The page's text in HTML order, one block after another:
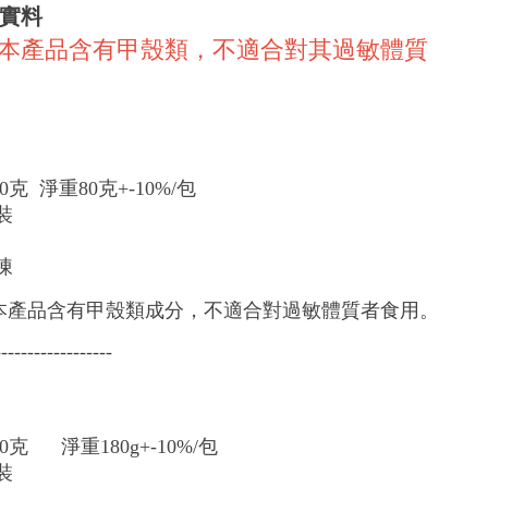
料
產品含有甲殼類，不適合對其過敏體質
克 淨重80克+-10%/包
品含有甲殼類成分，不適合對過敏體質者食用。
克淨重180g+-10%/包